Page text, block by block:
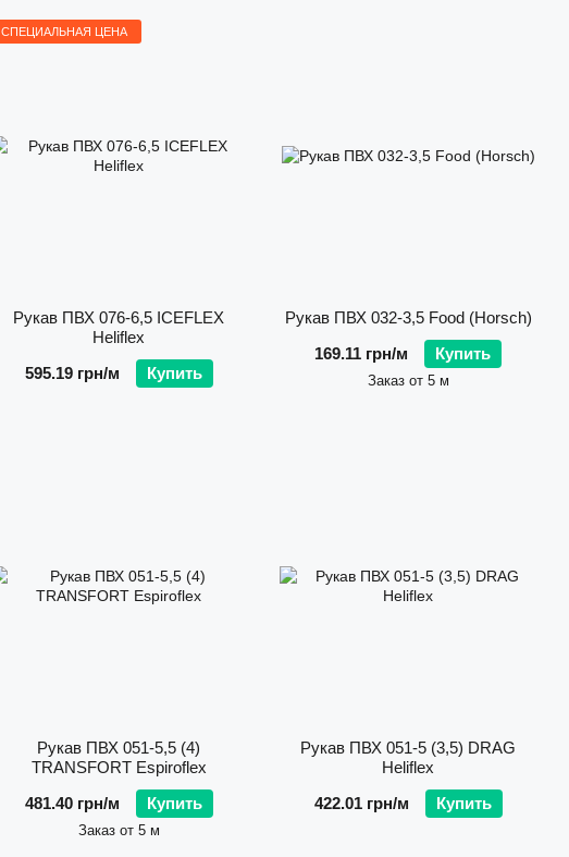
СПЕЦИАЛЬНАЯ ЦЕНА
Рукав ПВХ 076-6,5 ICEFLEX
Heliflex
595.19 грн/м
Купить
Рукав ПВХ 032-3,5 Food (Horsch)
169.11 грн/м
Купить
Заказ от 5 м
Рукав ПВХ 051-5,5 (4)
TRANSFORT Espiroflex
481.40 грн/м
Купить
Заказ от 5 м
Рукав ПВХ 051-5 (3,5) DRAG
Heliflex
422.01 грн/м
Купить